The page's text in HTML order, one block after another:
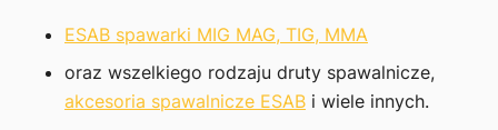
ESAB spawarki MIG MAG, TIG, MMA
oraz wszelkiego rodzaju druty spawalnicze,
akcesoria spawalnicze ESAB i wiele innych.